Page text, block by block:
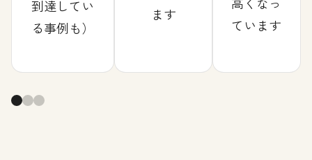
到達してい
る事例も）
ます
ています